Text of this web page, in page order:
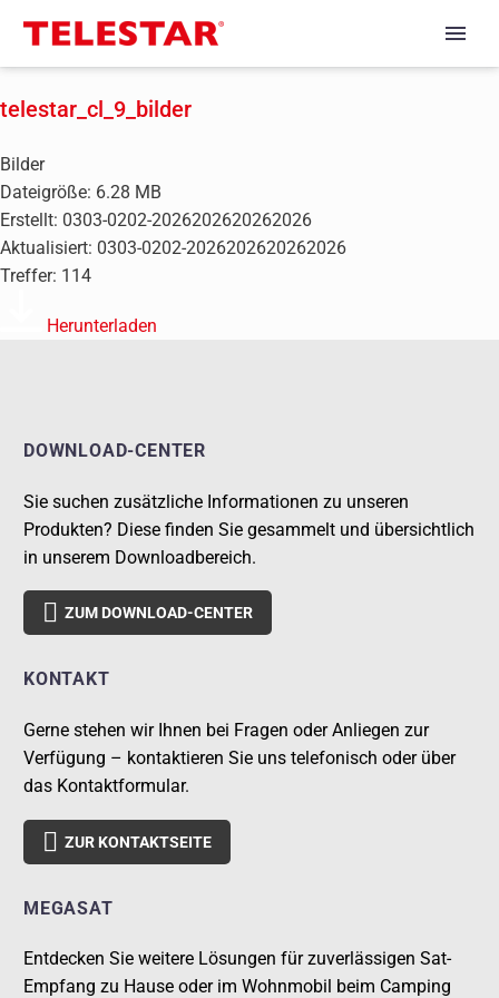
telestar_cl_9_bilder
Bilder
Dateigröße: 6.28 MB
Erstellt: 0303-0202-2026202620262026
Aktualisiert: 0303-0202-2026202620262026
Treffer: 114
Herunterladen
DOWNLOAD-CENTER
Sie suchen zusätzliche Informationen zu unseren
Produkten? Diese finden Sie gesammelt und übersichtlich
in unserem Downloadbereich.
 ZUM DOWNLOAD-CENTER
KONTAKT
Gerne stehen wir Ihnen bei Fragen oder Anliegen zur
Verfügung – kontaktieren Sie uns telefonisch oder über
das Kontaktformular.
 ZUR KONTAKTSEITE
MEGASAT
Entdecken Sie weitere Lösungen für zuverlässigen Sat-
Empfang zu Hause oder im Wohnmobil beim Camping